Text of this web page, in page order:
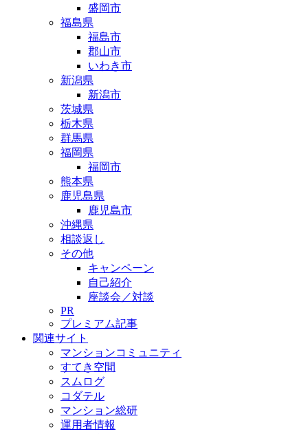
盛岡市
福島県
福島市
郡山市
いわき市
新潟県
新潟市
茨城県
栃木県
群馬県
福岡県
福岡市
熊本県
鹿児島県
鹿児島市
沖縄県
相談返し
その他
キャンペーン
自己紹介
座談会／対談
PR
プレミアム記事
関連サイト
マンションコミュニティ
すてき空間
スムログ
コダテル
マンション総研
運用者情報